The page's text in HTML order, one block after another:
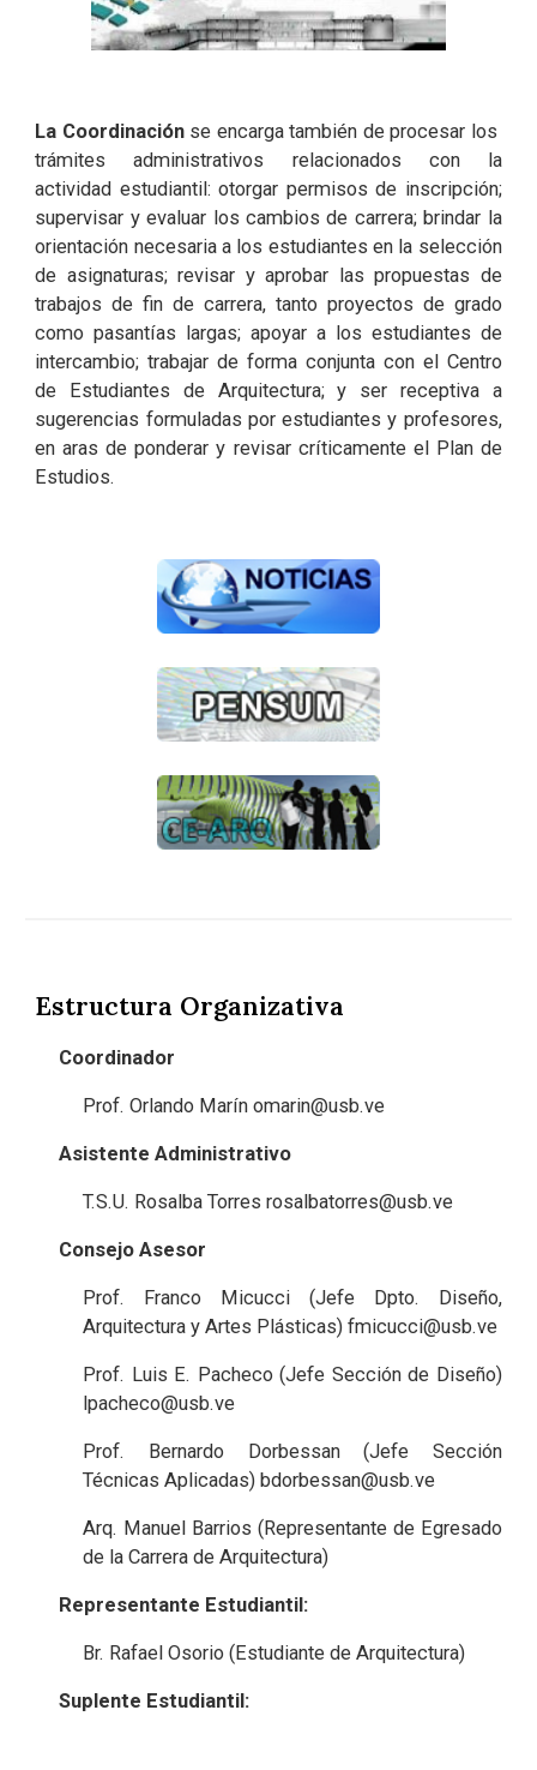
La Coordinación se encarga también de procesar los
trámites administrativos relacionados con la
actividad estudiantil: otorgar permisos de inscripción;
supervisar y evaluar los cambios de carrera; brindar la
orientación necesaria a los estudiantes en la selección
de asignaturas; revisar y aprobar las propuestas de
trabajos de fin de carrera, tanto proyectos de grado
como pasantías largas; apoyar a los estudiantes de
intercambio; trabajar de forma conjunta con el Centro
de Estudiantes de Arquitectura; y ser receptiva a
sugerencias formuladas por estudiantes y profesores,
en aras de ponderar y revisar críticamente el Plan de
Estudios.
Estructura Organizativa
Coordinador
Prof. Orlando Marínomarin@usb.ve
Asistente Administrativo
T.S.U. Rosalba Torresrosalbatorres@usb.ve
Consejo Asesor
Prof. Franco Micucci (Jefe Dpto. Diseño,
Arquitectura y Artes Plásticas)fmicucci@usb.ve
Prof. Luis E. Pacheco (Jefe Sección de Diseño)
lpacheco@usb.ve
Prof. Bernardo Dorbessan (Jefe Sección
Técnicas Aplicadas)bdorbessan@usb.ve
Arq. Manuel Barrios (Representante de Egresado
de la Carrera de Arquitectura)
Representante Estudiantil:
Br. Rafael Osorio (Estudiante de Arquitectura)
Suplente Estudiantil: